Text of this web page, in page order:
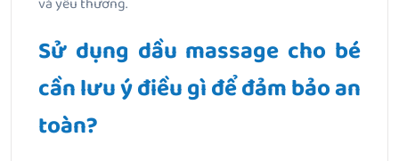
Sử dụng dầu massage cho bé
cần lưu ý điều gì để đảm bảo an
toàn?